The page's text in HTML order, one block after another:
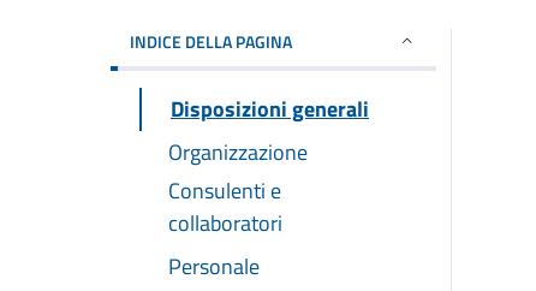
INDICE DELLA PAGINA
Disposizioni generali
Organizzazione
Consulenti e
collaboratori
Personale